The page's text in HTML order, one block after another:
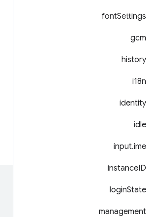
fontSettings
gcm
history
i18n
identity
idle
input.ime
instanceID
loginState
management